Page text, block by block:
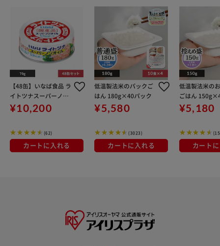
【48缶】いなば食品 ラ
イトツナスーパーノン
オイル 70g
¥10,200
(62)
カートに入れる
低温製法米のパックご
はん 180g×40パック
¥5,580
(3023)
カートに入れる
低温製法米の
ごはん
ク
¥5,180
カート